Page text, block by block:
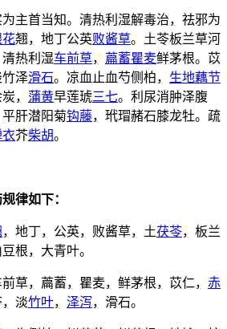
主首当知。清热利湿解毒治，祛邪为
花翘，地丁公英败酱草。土苓板兰草河
热利湿车前草， 萹蓄瞿麦鲜茅根。苡
泽滑石。凉血止血芍侧柏， 生地藕节
， 蒲黄早莲琥三七。利尿消肿泽腹
肝潜阳菊钩藤，玳瑁赭石膝龙牡。疏
衣芥柴胡。
律如下：
，地丁，公英，败酱草，土茯苓，板兰
根，大青叶。
前草，萹蓄，瞿麦，鲜茅根，苡仁， 赤
淡竹叶， 泽泻，滑石。